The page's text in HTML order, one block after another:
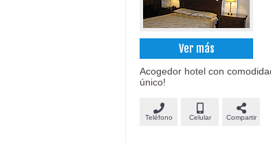
Ver más
Acogedor hotel con
único!
Teléfono Celular Compartir